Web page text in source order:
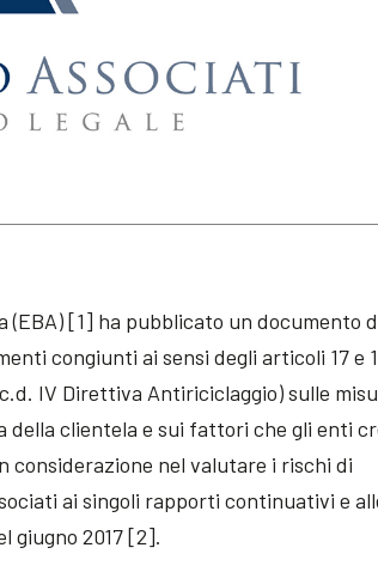
(EBA) [1] ha pubblicato un documento
congiunti ai sensi degli articoli 17 e
IV Direttiva Antiriciclaggio) sulle
clientela e sui fattori che gli enti
nel valutare i rischi di
ai singoli rapporti continuativi e
giugno 2017 [2].